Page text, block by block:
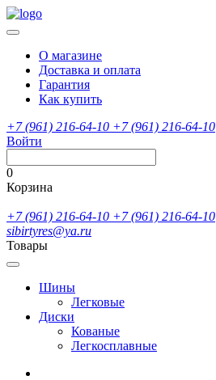
О магазине
Доставка и оплата
Гарантия
Как купить
+7 (961) 216-64-10 +7 (961) 216-64-10
Войти
0
Корзина
+7 (961) 216-64-10 +7 (961) 216-64-10
sibirtyres@ya.ru
Товары
Шины
Легковые
Диски
Кованые
Легкосплавные